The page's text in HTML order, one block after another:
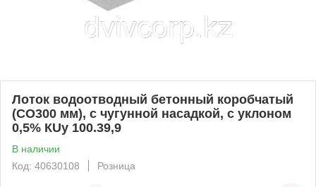
Лоток водоотводный бетонный коробчатый
(СО300 мм), с чугунной насадкой, с уклоном
0,5% КUу 100.39,9
В наличии
Код: 40630108
Розница